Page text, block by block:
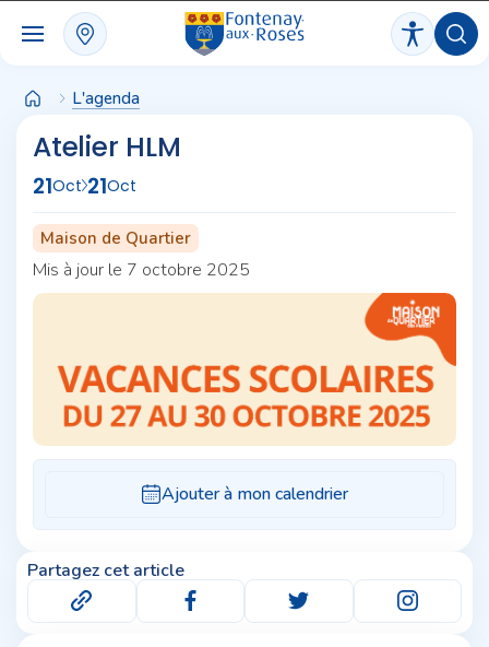
L'agenda
Atelier HLM
21Oct 21Oct
Maison de Quartier
Mis à jour le 7 octobre 2025
Partagez cet article
Panneau de gestion des cookies